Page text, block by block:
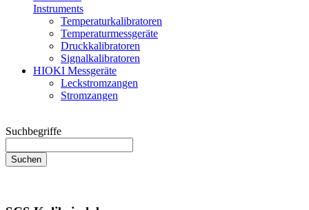
Instruments
Temperaturkalibratoren
Temperaturmessgeräte
Druckkalibratoren
Signalkalibratoren
HIOKI Messgeräte
Leckstromzangen
Stromzangen
Suchbegriffe